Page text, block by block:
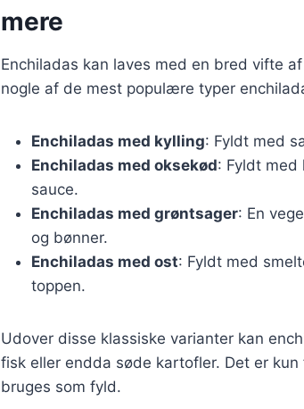
mere
Enchiladas kan laves med en bred vifte
nogle af de mest populære typer
Enchiladas med kylling: Fyldt med
Enchiladas med oksekød: Fyldt med
sauce.
Enchiladas med grøntsager: En
og bønner.
Enchiladas med ost: Fyldt med
toppen.
Udover disse klassiske varianter kan
fisk eller endda søde kartofler. Det er
bruges som fyld.